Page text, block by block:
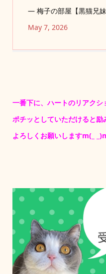
— 梅子の部屋【黒猫兄
May 7, 2026
一番下に、ハートのリアクシ
ポチッとしていただけると励
よろしくお願いしますm(_